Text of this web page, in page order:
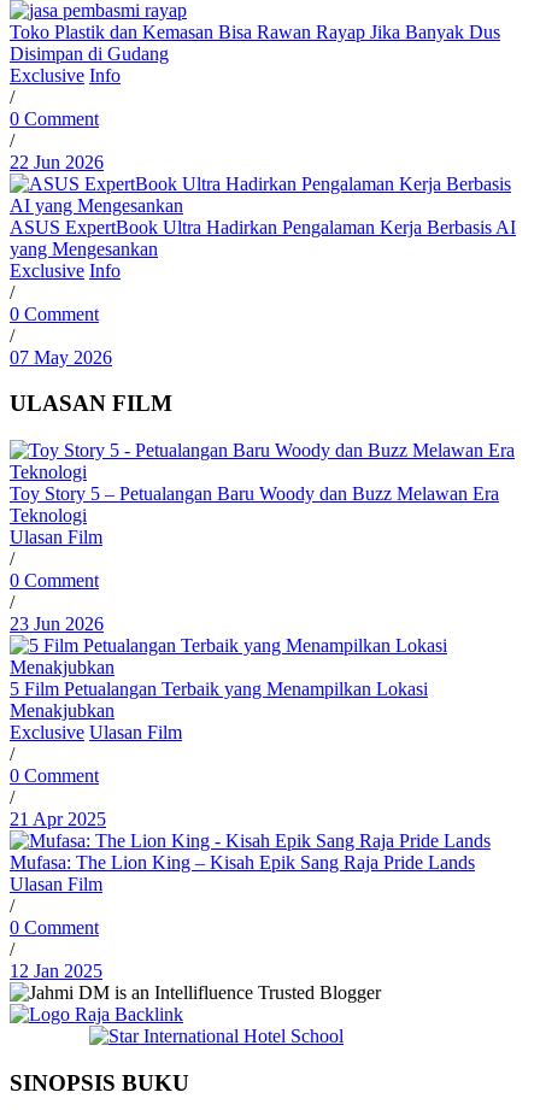
Toko Plastik dan Kemasan Bisa Rawan Rayap Jika Banyak Dus
Disimpan di Gudang
Exclusive Info
/
0 Comment
/
22 Jun 2026
ASUS ExpertBook Ultra Hadirkan Pengalaman Kerja Berbasis AI
yang Mengesankan
Exclusive Info
/
0 Comment
/
07 May 2026
ULASAN FILM
Toy Story 5 – Petualangan Baru Woody dan Buzz Melawan Era
Teknologi
Ulasan Film
/
0 Comment
/
23 Jun 2026
5 Film Petualangan Terbaik yang Menampilkan Lokasi
Menakjubkan
Exclusive Ulasan Film
/
0 Comment
/
21 Apr 2025
Mufasa: The Lion King – Kisah Epik Sang Raja Pride Lands
Ulasan Film
/
0 Comment
/
12 Jan 2025
SINOPSIS BUKU